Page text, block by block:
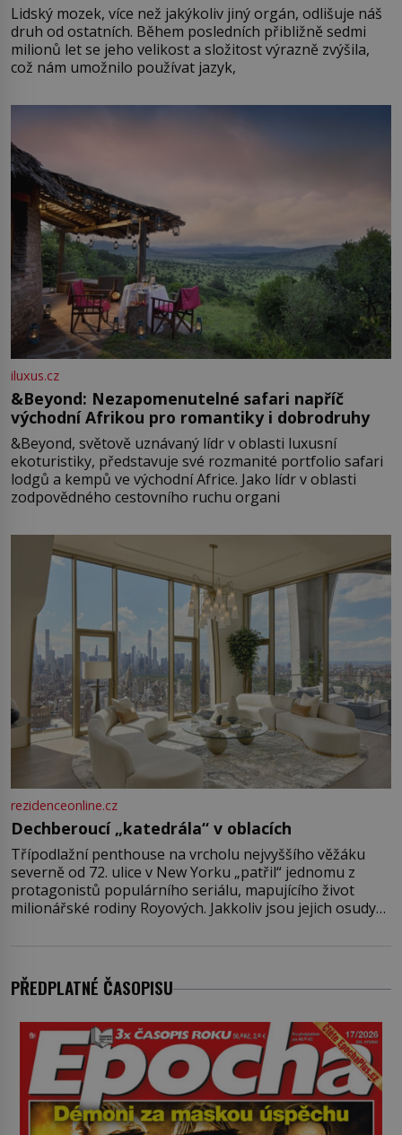
Lidský mozek, více než jakýkoliv jiný orgán, odlišuje náš
druh od ostatních. Během posledních přibližně sedmi
milionů let se jeho velikost a složitost výrazně zvýšila,
což nám umožnilo používat jazyk,
iluxus.cz
&Beyond: Nezapomenutelné safari napříč
východní Afrikou pro romantiky i dobrodruhy
&Beyond, světově uznávaný lídr v oblasti luxusní
ekoturistiky, představuje své rozmanité portfolio safari
lodgů a kempů ve východní Africe. Jako lídr v oblasti
zodpovědného cestovního ruchu organi
rezidenceonline.cz
Dechberoucí „katedrála“ v oblacích
Třípodlažní penthouse na vrcholu nejvyššího věžáku
severně od 72. ulice v New Yorku „patřil“ jednomu z
protagonistů populárního seriálu, mapujícího život
milionářské rodiny Royových. Jakkoliv jsou jejich osudy
jenom jednou z nemovitostí
PŘEDPLATNÉ ČASOPISU